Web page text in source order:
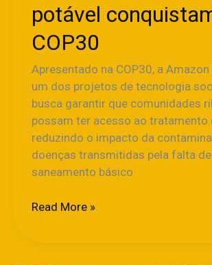
potável
COP30
Apresentado na COP30, a
um dos projetos de tecnologia
busca garantir que comunidades
possam ter acesso ao tratamento
reduzindo o impacto da
doenças transmitidas pela falta de
saneamento básico
Read More »